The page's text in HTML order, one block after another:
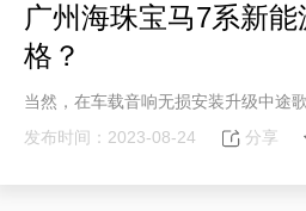
广州海珠宝马7系新
格？
当然，在车载音响无损安装升级中途
发布时间：2023-08-24
分享